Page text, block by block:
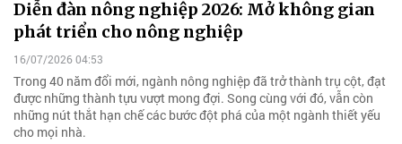
Diễn đàn nông nghiệp 2026: Mở không gian
phát triển cho nông nghiệp
16/07/2026 04:53
Trong 40 năm đổi mới, ngành nông nghiệp đã trở thành trụ cột, đạt
được những thành tựu vượt mong đợi. Song cùng với đó, vẫn còn
những nút thắt hạn chế các bước đột phá của một ngành thiết yếu
cho mọi nhà.